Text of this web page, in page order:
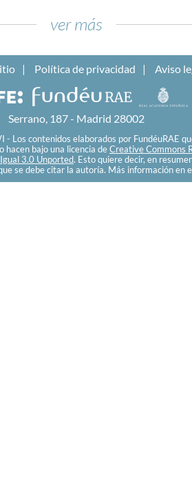
ver más
Política de privacidad Aviso
Serrano, 187 - Madrid 28002
- Los contenidos elaborados por FundéuRAE
hacen bajo una licencia de Creative Commons
3.0 Unported. Esto quiere decir, en
se debe citar la autoría. Más información en